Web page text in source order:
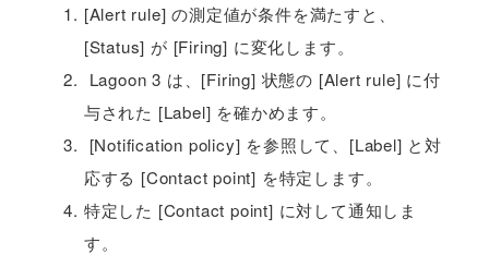
[Alert rule] の測定値が条件を満たすと、
[Status] が [Firing] に変化します。
Lagoon 3 は、[Firing] 状態の [Alert rule] に付
与された [Label] を確かめます。
[Notification policy] を参照して、[Label] と対
応する [Contact point] を特定します。
特定した [Contact point] に対して通知しま
す。